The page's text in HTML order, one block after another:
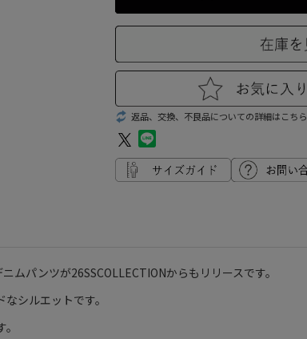
返品、交換、不良品についての詳細はこちら
ムパンツが26SSCOLLECTIONからもリリースです。
シルエットです。